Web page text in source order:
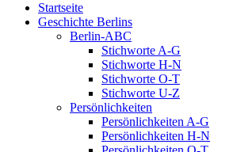
Startseite
Geschichte Berlins
Berlin-ABC
Stichworte A-G
Stichworte H-N
Stichworte O-T
Stichworte U-Z
Persönlichkeiten
Persönlichkeiten A-G
Persönlichkeiten H-N